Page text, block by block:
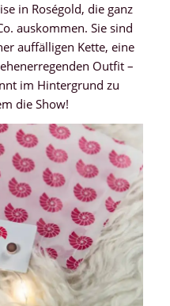
in Roségold, die ganz
auskommen. Sie sind
auffälligen Kette, eine
Outfit –
im Hintergrund zu
die Show!